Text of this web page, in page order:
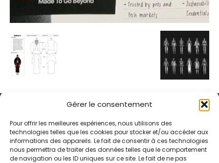
Gérer le consentement
Pour offrir les meilleures expériences, nous utilisons des
technologies telles que les cookies pour stocker et/ou accéder aux
informations des appareils. Le fait de consentir à ces technologies
nous permettra de traiter des données telles que le comportement
de navigation ou les ID uniques sur ce site. Le fait de ne pas
Alternative Média est une agence de relations presse et de
relations publiques basée à Grenoble. Depuis 1995, elle conçoit et